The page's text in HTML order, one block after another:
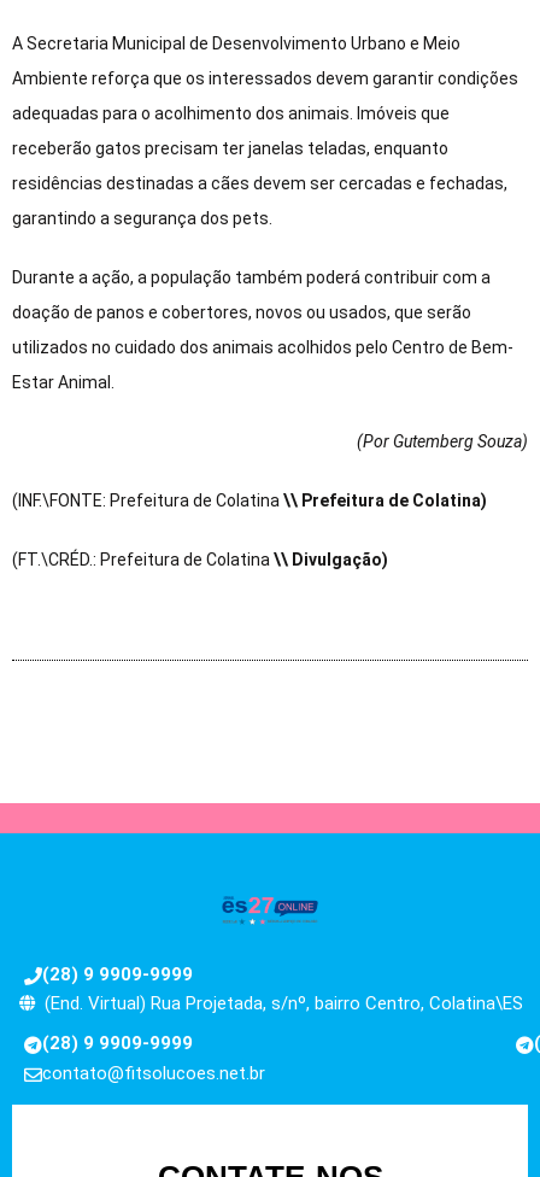
A Secretaria Municipal de Desenvolvimento Urbano e Meio
Ambiente reforça que os interessados devem garantir condições
adequadas para o acolhimento dos animais. Imóveis que
receberão gatos precisam ter janelas teladas, enquanto
residências destinadas a cães devem ser cercadas e fechadas,
garantindo a segurança dos pets.
Durante a ação, a população também poderá contribuir com a
doação de panos e cobertores, novos ou usados, que serão
utilizados no cuidado dos animais acolhidos pelo Centro de Bem-
Estar Animal.
(Por Gutemberg Souza)
(INF.\FONTE: Prefeitura de Colatina\\ Prefeitura de Colatina)
(FT.\CRÉD.: Prefeitura de Colatina\\ Divulgação)
(28) 9 9909-9999
(End. Virtual) Rua Projetada, s/nº, bairro Centro, Colatina\ES
(28) 9 9909-9999
contato@fitsolucoes.net.br